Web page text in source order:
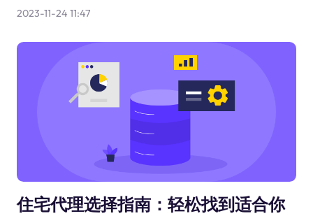
2023-11-24 11:47
住宅代理选择指南：轻松找到适合你